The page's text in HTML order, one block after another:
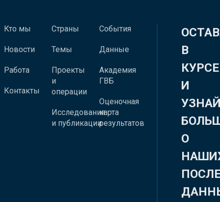
Кто мы
Новости
Работа
Контакты
Страны
Темы
Проекты
и
операции
Исследования
и публикации
События
Данные
Академия
ГВБ
Оценочная
карта
результатов
В
КУРСЕ
И
О